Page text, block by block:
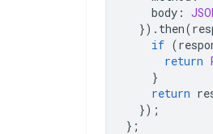
body :
}). then(
if (
return
}
return
});
};